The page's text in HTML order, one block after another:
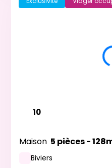
10
Maison 5 pièces -
Biviers